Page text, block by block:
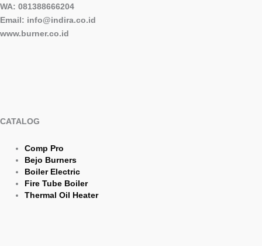
WA: 081388666204
Email: info@indira.co.id
www.burner.co.id
CATALOG
Comp Pro
Bejo Burners
Boiler Electric
Fire Tube Boiler
Thermal Oil Heater